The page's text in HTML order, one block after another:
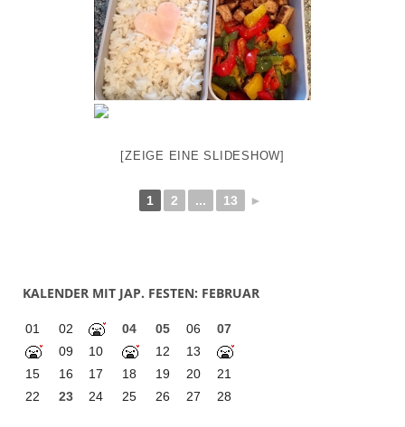
[ZEIGE EINE SLIDESHOW]
1 2 ... 13 ►
KALENDER MIT JAP. FESTEN: FEBRUAR
01 02 04 05 06
07
09
10 12
13
15
16 17 18 19 20
21
22
23 24 25 26 27 28